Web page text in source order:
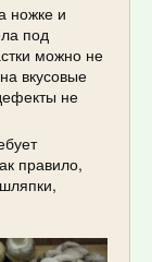
ножке и
под
можно не
вкусовые
не
правило,